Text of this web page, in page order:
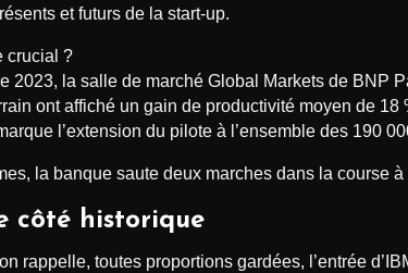
et futurs de la start-up.
crucial ?
2023, la salle de marché Global Markets de BNP
ont affiché un gain de productivité moyen de
l’extension du pilote à l’ensemble des 190
la banque saute deux marches dans la course à
côté historique
rappelle, toutes proportions gardées, l’entrée